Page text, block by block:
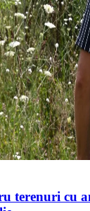
terenuri cu